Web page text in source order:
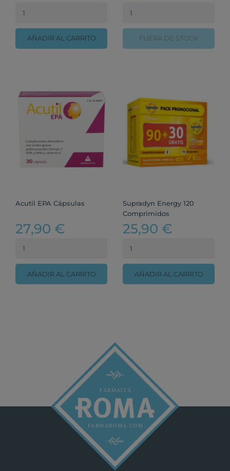
AÑADIR AL CARRITO FUERA DE STOCK
Acutil EPA Cápsulas
27,90 €
AÑADIR AL CARRITO
Supradyn Energy 120
Comprimidos
25,90 €
AÑADIR AL CARRITO